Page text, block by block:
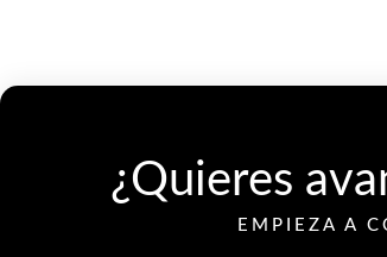
¿Quieres
EMPIEZA A